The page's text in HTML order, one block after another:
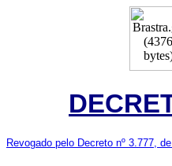
Revogado pelo Decreto nº 3.777,